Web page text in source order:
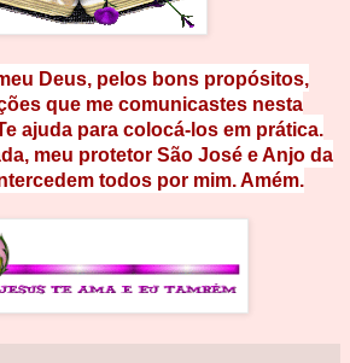
Deus, pelos bons propósitos,
que me comunicastes nesta
ajuda para colocá-los em prática.
meu protetor São José e Anjo da
todos por mim. Amém.